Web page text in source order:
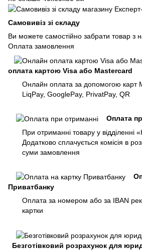
Самовивіз зі складу
Ви можете самостійно забрати товар з
Оплата замовлення
оплата картою Visa або Mastercard
Онлайн оплата за допомогою карт
LiqPay, GooglePay, PrivatPay, QR
Оплата
При отриманні товару у відділенні
Додатково сплачується комісія в
суми замовлення
Приватбанку
Оплата за номером або за IBAN
картки
Безготівковий розрахунок для